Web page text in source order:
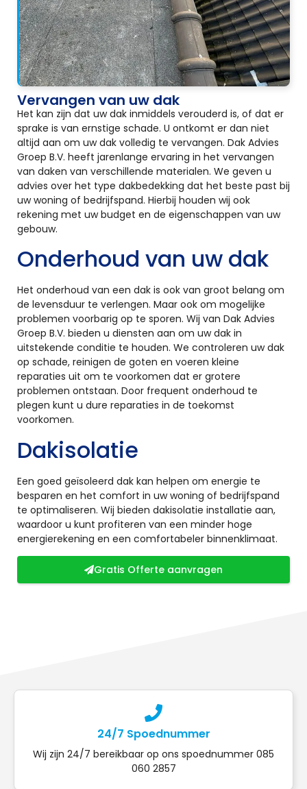
Vervangen van uw dak
Het kan zijn dat uw dak inmiddels verouderd is, of dat er
sprake is van ernstige schade. U ontkomt er dan niet
altijd aan om uw dak volledig te vervangen. Dak Advies
Groep B.V. heeft jarenlange ervaring in het vervangen
van daken van verschillende materialen. We geven u
advies over het type dakbedekking dat het beste past bij
uw woning of bedrijfspand. Hierbij houden wij ook
rekening met uw budget en de eigenschappen van uw
gebouw.
Onderhoud van uw dak
Het onderhoud van een dak is ook van groot belang om
de levensduur te verlengen. Maar ook om mogelijke
problemen voorbarig op te sporen. Wij van Dak Advies
Groep B.V. bieden u diensten aan om uw dak in
uitstekende conditie te houden. We controleren uw dak
op schade, reinigen de goten en voeren kleine
reparaties uit om te voorkomen dat er grotere
problemen ontstaan. Door frequent onderhoud te
plegen kunt u dure reparaties in de toekomst
voorkomen.
Dakisolatie
Een goed geïsoleerd dak kan helpen om energie te
besparen en het comfort in uw woning of bedrijfspand
te optimaliseren. Wij bieden dakisolatie installatie aan,
waardoor u kunt profiteren van een minder hoge
energierekening en een comfortabeler binnenklimaat.
Gratis Offerte aanvragen
24/7 Spoednummer
Wij zijn 24/7 bereikbaar op ons spoednummer 085
060 2857